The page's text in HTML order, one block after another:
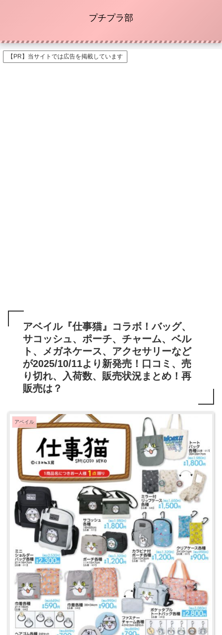
プチプラ部
【PR】当サイトでは広告を掲載しています
アベイル『仕事猫』コラボ！バッグ、
サコッシュ、ポーチ、チャーム、ベル
ト、メガネケース、アクセサリーなど
が2025/10/11より新発売！口コミ、売
り切れ、入荷数、販売状況まとめ！再
販売は？
アベイル